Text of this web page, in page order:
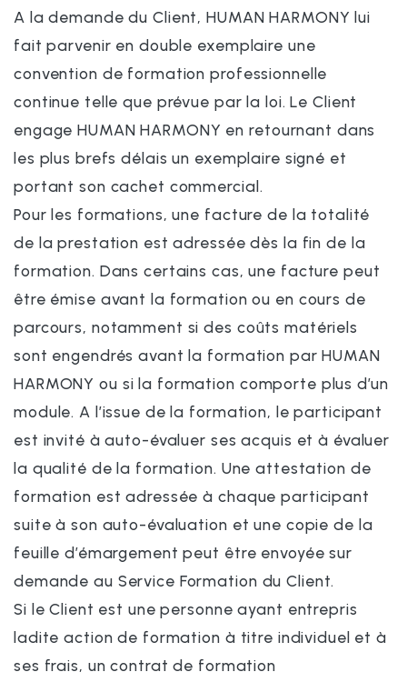
A la demande du Client, HUMAN HARMONY lui
fait parvenir en double exemplaire une
convention de formation professionnelle
continue telle que prévue par la loi. Le Client
engage HUMAN HARMONY en retournant dans
les plus brefs délais un exemplaire signé et
portant son cachet commercial.
Pour les formations, une facture de la totalité
de la prestation est adressée dès la fin de la
formation. Dans certains cas, une facture peut
être émise avant la formation ou en cours de
parcours, notamment si des coûts matériels
sont engendrés avant la formation par HUMAN
HARMONY ou si la formation comporte plus d’un
module. A l’issue de la formation, le participant
est invité à auto-évaluer ses acquis et à évaluer
la qualité de la formation. Une attestation de
formation est adressée à chaque participant
suite à son auto-évaluation et une copie de la
feuille d’émargement peut être envoyée sur
demande au Service Formation du Client.
Si le Client est une personne ayant entrepris
ladite action de formation à titre individuel et à
ses frais, un contrat de formation